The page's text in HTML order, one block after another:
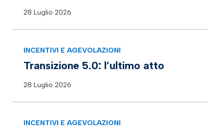
28 Luglio 2026
INCENTIVI E AGEVOLAZIONI
Transizione 5.0: l’ultimo atto
28 Luglio 2026
INCENTIVI E AGEVOLAZIONI